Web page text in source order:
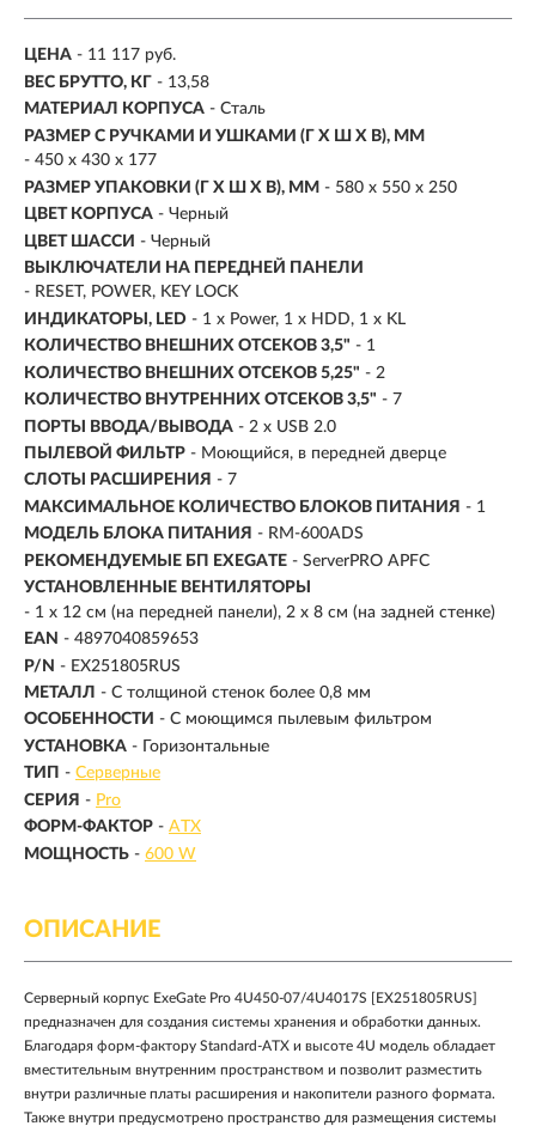
ЦЕНА - 11 117 руб.
ВЕС БРУТТО, КГ - 13,58
МАТЕРИАЛ КОРПУСА - Сталь
РАЗМЕР С РУЧКАМИ И УШКАМИ (Г X Ш X В), ММ
- 450 x 430 x 177
РАЗМЕР УПАКОВКИ (Г X Ш X B), ММ - 580 x 550 x 250
ЦВЕТ КОРПУСА - Черный
ЦВЕТ ШАССИ - Черный
ВЫКЛЮЧАТЕЛИ НА ПЕРЕДНЕЙ ПАНЕЛИ
- RESET, POWER, KEY LOCK
ИНДИКАТОРЫ, LED - 1 x Power, 1 x HDD, 1 x KL
КОЛИЧЕСТВО ВНЕШНИХ ОТСЕКОВ 3,5" - 1
КОЛИЧЕСТВО ВНЕШНИХ ОТСЕКОВ 5,25" - 2
КОЛИЧЕСТВО ВНУТРЕННИХ ОТСЕКОВ 3,5" - 7
ПОРТЫ ВВОДА/ВЫВОДА - 2 x USB 2.0
ПЫЛЕВОЙ ФИЛЬТР - Моющийся, в передней дверце
СЛОТЫ РАСШИРЕНИЯ - 7
МАКСИМАЛЬНОЕ КОЛИЧЕСТВО БЛОКОВ ПИТАНИЯ - 1
МОДЕЛЬ БЛОКА ПИТАНИЯ - RM-600ADS
РЕКОМЕНДУЕМЫЕ БП EXEGATE - ServerPRO APFC
УСТАНОВЛЕННЫЕ ВЕНТИЛЯТОРЫ
- 1 x 12 см (на передней панели), 2 x 8 см (на задней стенке)
EAN - 4897040859653
P/N - EX251805RUS
МЕТАЛЛ - С толщиной стенок более 0,8 мм
ОСОБЕННОСТИ - С моющимся пылевым фильтром
УСТАНОВКА - Горизонтальные
ТИП - Серверные
СЕРИЯ - Pro
ФОРМ-ФАКТОР - ATX
МОЩНОСТЬ - 600 W
ОПИСАНИЕ
Серверный корпус ExeGate Pro 4U450-07/4U4017S [EX251805RUS]
предназначен для создания системы хранения и обработки данных.
Благодаря форм-фактору Standard-ATX и высоте 4U модель обладает
вместительным внутренним пространством и позволит разместить
внутри различные платы расширения и накопители разного формата.
Также внутри предусмотрено пространство для размещения системы